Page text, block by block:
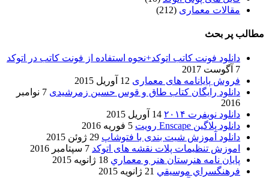
مقالات معماری (212)
مطالب پر بحث
دانلود فونت کاتب اتوکد+نحوه استفاده از فونت کاتب در اتوکد
7 آگوست 2017
فروش پایانامه های معماری 12 آوریل 2015
دانلود رایگان کتاب طاق و قوس حسین زمرشیدی
7 نوامبر
2016
دانلود نویفرت ۲۰۱۴
14 آوریل 2015
دانلود پلاگین Enscape رویت
5 فوریه 2016
دانلود آموزش شیت بندی با فتوشاپ 29 ژوئن 2015
اموزش تنظیمات پلات نقشه های اتوکد 7 سپتامبر 2016
پایان نامه هنرستان هنر و معماري 18 ژانویه 2015
فرهنگسراي موسيقي 21 ژانویه 2015